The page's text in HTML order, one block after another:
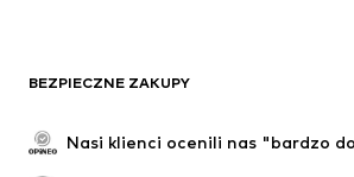
BEZPIECZNE ZAKUPY
Nasi klienci ocenili nas "bardzo